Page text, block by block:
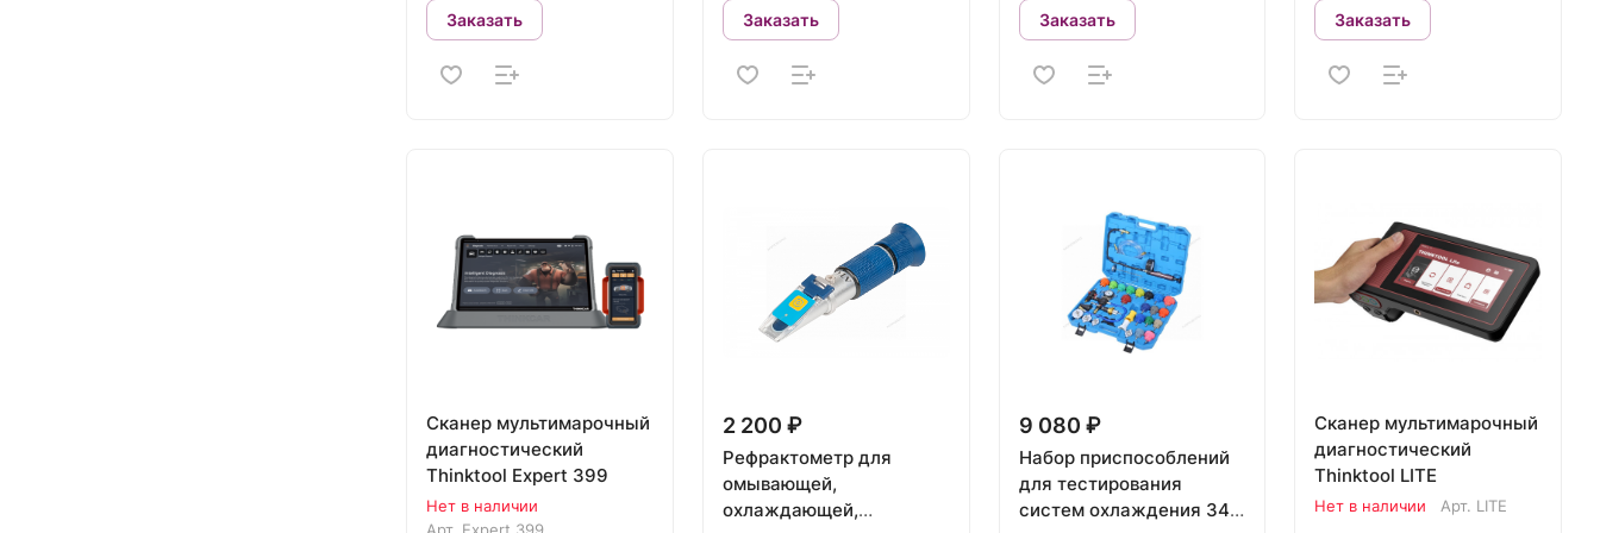
Заказать Заказать Заказать Заказать
Сканер мультимарочный
диагностический
Thinktool Expert 399
Нет в наличии
Арт. Expert 399
2 200 ₽
Рефрактометр для
омывающей,
охлаждающей,
9 080 ₽
Набор приспособлений
для тестирования
систем охлаждения 34
Сканер мультимарочный
диагностический
Thinktool LITE
Нет в наличии Арт. LITE